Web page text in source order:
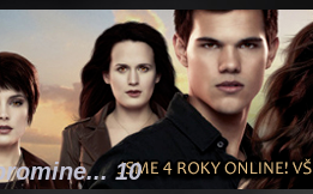
10